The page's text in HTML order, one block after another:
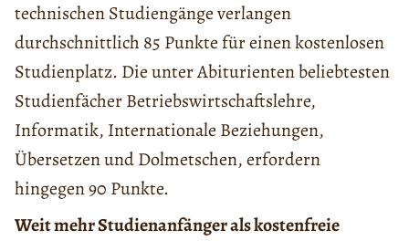
technischen Studiengänge verlangen
durchschnittlich 85 Punkte für einen kostenlosen
Studienplatz. Die unter Abiturienten beliebtesten
Studienfächer Betriebswirtschaftslehre,
Informatik, Internationale Beziehungen,
Übersetzen und Dolmetschen, erfordern
hingegen 90 Punkte.
Weit mehr Studienanfänger als kostenfreie